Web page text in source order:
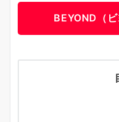
BEYOND（